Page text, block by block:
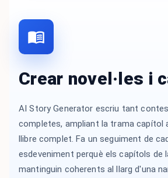
Crear novel·les i
AI Story Generator escriu tant
completes, ampliant la trama capítol
llibre complet. Fa un seguiment de
esdeveniment perquè els capítols de
mantinguin coherents al llarg d'una